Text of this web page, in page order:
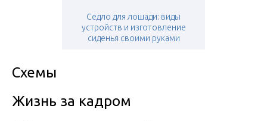
Седло для лошади: виды
устройств и изготовление
сиденья своими руками
Схемы
Жизнь за кадром